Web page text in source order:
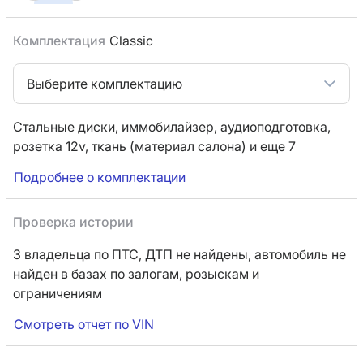
Комплектация Classic
Выберите комплектацию
Стальные диски, иммобилайзер, аудиоподготовка,
розетка 12v, ткань (материал салона) и еще 7
Подробнее о комплектации
Проверка истории
3 владельца по ПТС, ДТП не найдены, автомобиль не
найден в базах по залогам, розыскам и
ограничениям
Смотреть отчет по VIN